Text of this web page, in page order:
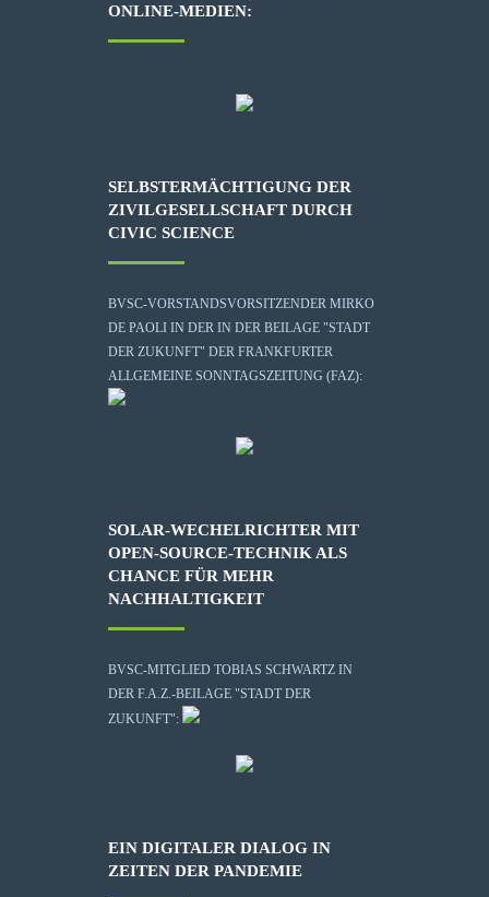
ONLINE-MEDIEN:
SELBSTERMÄCHTIGUNG DER
ZIVILGESELLSCHAFT DURCH
CIVIC SCIENCE
BVSC-VORSTANDSVORSITZENDER MIRKO
DE PAOLI IN DER IN DER BEILAGE "STADT
DER ZUKUNFT" DER FRANKFURTER
ALLGEMEINE SONNTAGSZEITUNG (FAZ):
SOLAR-WECHELRICHTER MIT
OPEN-SOURCE-TECHNIK ALS
CHANCE FÜR MEHR
NACHHALTIGKEIT
BVSC-MITGLIED TOBIAS SCHWARTZ IN
DER F.A.Z.-BEILAGE "STADT DER
ZUKUNFT":
EIN DIGITALER DIALOG IN
ZEITEN DER PANDEMIE